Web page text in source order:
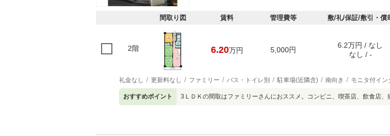
間取り図 賃料 管理費等 敷/礼/保証/敷引・償
2階 6.20万円 5,000円
6.2万円 / なし
なし / -
礼金なし 更新料なし ファミリー バス・トイレ別 駐車場(近隣含) 南向き モニタ付イン
おすすめポイント 3ＬＤＫの間取はファミリーさんにおススメ。コンビニ、喫茶店、飲食店